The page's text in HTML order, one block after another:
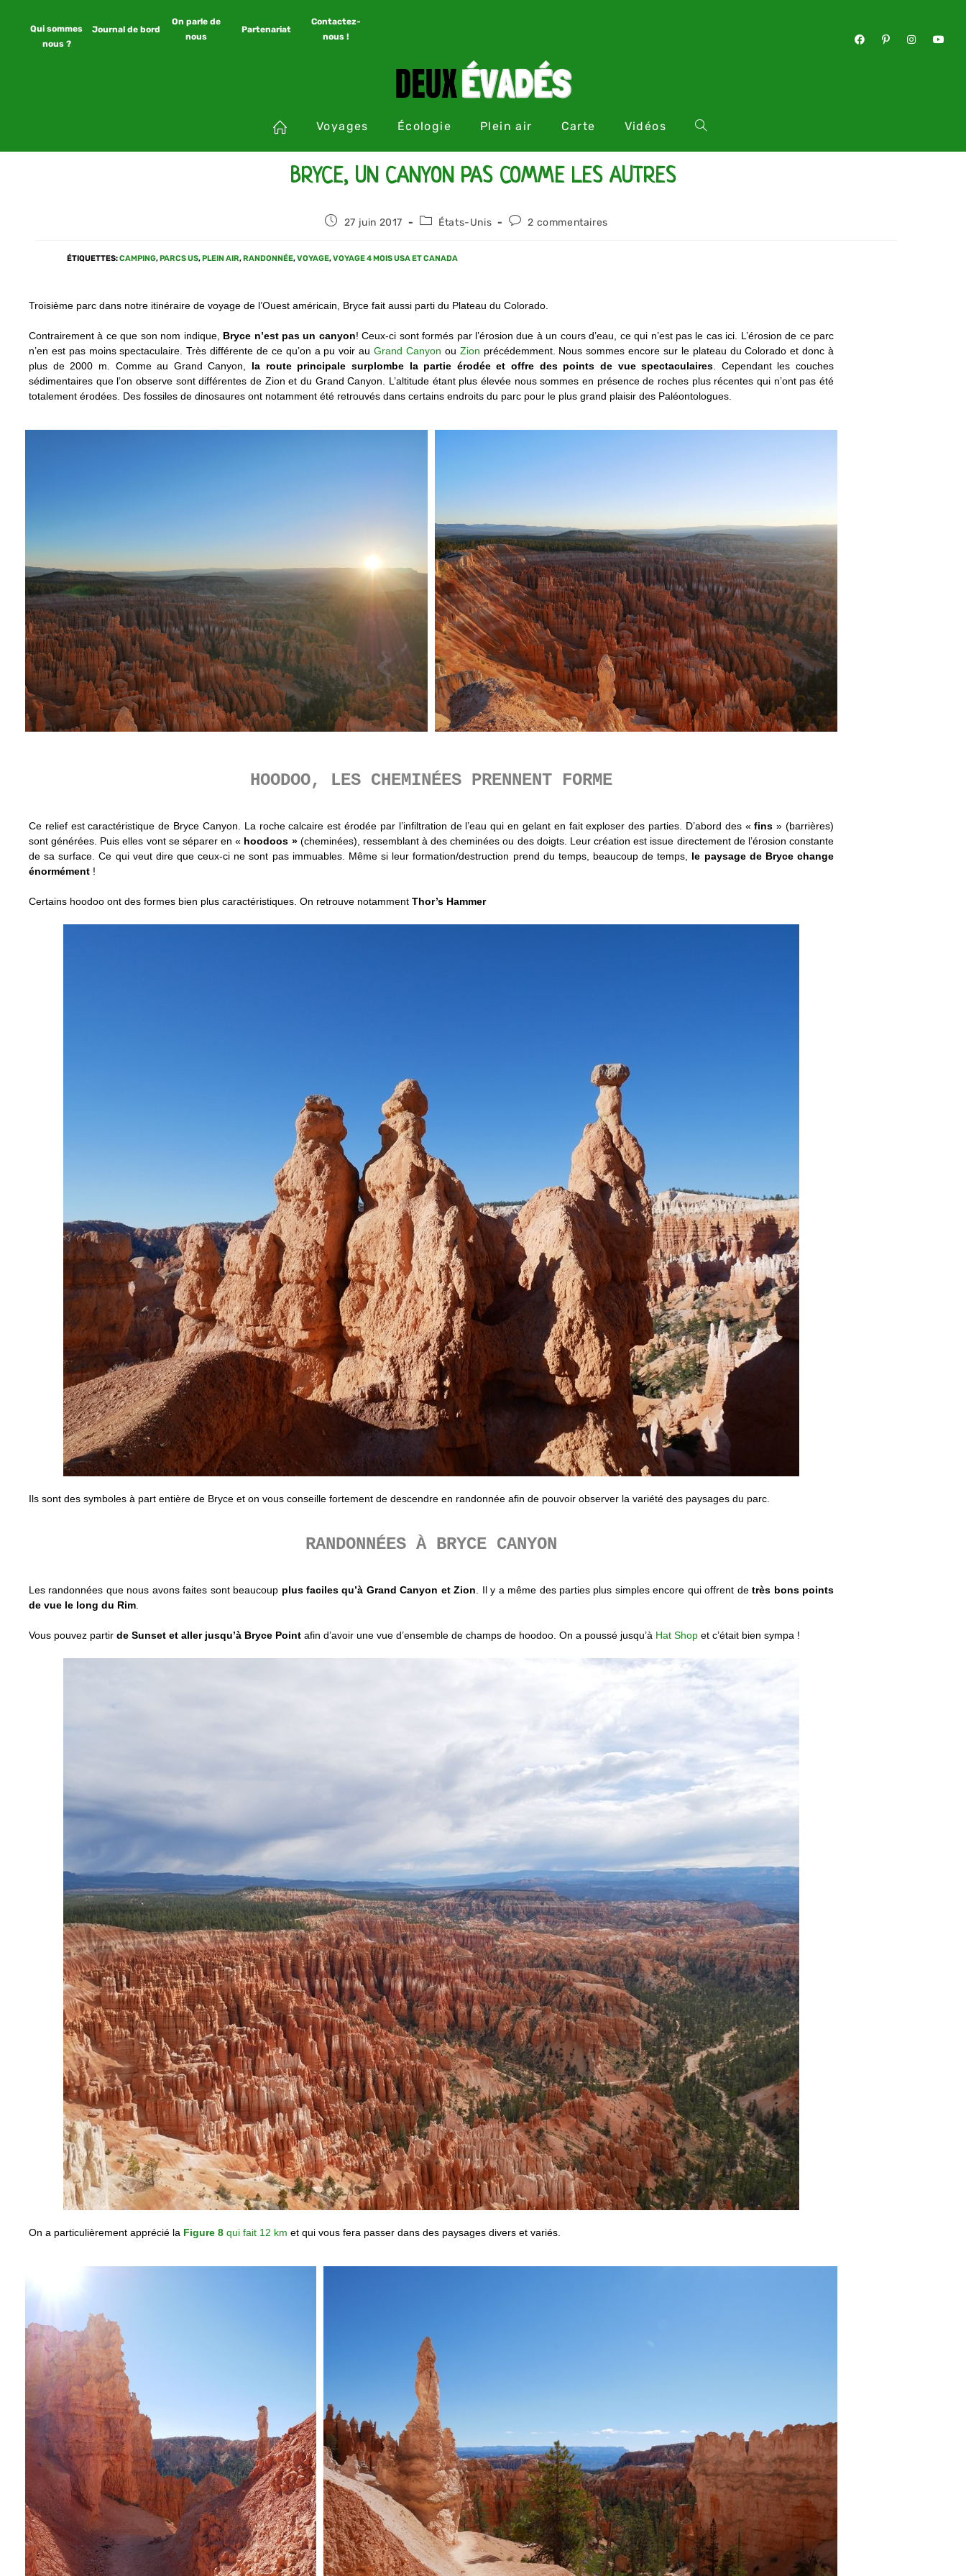
Qui sommes
nous ?
Journal de bord
On parle de
nous
Partenariat
Contactez-
nous !
Voyages Écologie Plein air Carte Vidéos
BRYCE, UN CANYON PAS COMME LES AUTRES
27 juin 2017 États-Unis 2 commentaires
ÉTIQUETTES:CAMPING,PARCS US,PLEIN AIR,RANDONNÉE,VOYAGE,VOYAGE 4 MOIS USA ET CANADA
Troisième parc dans notre itinéraire de voyage de l’Ouest américain, Bryce fait aussi parti du Plateau du Colorado.
Contrairement à ce que son nom indique, Bryce n’est pas un canyon! Ceux-ci sont formés par l’érosion due à un cours d’eau, ce qui n’est pas le cas ici. L’érosion de ce parc
n’en est pas moins spectaculaire. Très différente de ce qu’on a pu voir auGrand Canyon ou Zion précédemment. Nous sommes encore sur le plateau du Colorado et donc à
plus de 2000 m. Comme au Grand Canyon, la route principale surplombe la partie érodée et offre des points de vue spectaculaires . Cependant les couches
sédimentaires que l’on observe sont différentes de Zion et du Grand Canyon. L’altitude étant plus élevée nous sommes en présence de roches plus récentes qui n’ont pas été
totalement érodées. Des fossiles de dinosaures ont notamment été retrouvés dans certains endroits du parc pour le plus grand plaisir des Paléontologues.
HOODOO, LES CHEMINÉES PRENNENT FORME
Ce relief est caractéristique de Bryce Canyon. La roche calcaire est érodée par l’infiltration de l’eau qui en gelant en fait exploser des parties. D’abord des «fins » (barrières)
sont générées. Puis elles vont se séparer en « hoodoos » (cheminées), ressemblant à des cheminées ou des doigts. Leur création est issue directement de l’érosion constante
de sa surface. Ce qui veut dire que ceux-ci ne sont pas immuables. Même si leur formation/destruction prend du temps, beaucoup de temps, le paysage de Bryce change
énormément !
Certains hoodoo ont des formes bien plus caractéristiques. On retrouve notamment Thor’s Hammer
Ils sont des symboles à part entière de Bryce et on vous conseille fortement de descendre en randonnée afin de pouvoir observer la variété des paysages du parc.
RANDONNÉES À BRYCE CANYON
Les randonnées que nous avons faites sont beaucoup plus faciles qu’à Grand Canyon et Zion . Il y a même des parties plus simples encore qui offrent detrès bons points
de vue le long du Rim
Vous pouvez partir de Sunset et aller jusqu’à Bryce Point afin d’avoir une vue d’ensemble de champs de hoodoo. On a poussé jusqu’à Hat Shop et c’était bien sympa !
On a particulièrement apprécié la Figure 8 qui fait 12 km et qui vous fera passer dans des paysages divers et variés.